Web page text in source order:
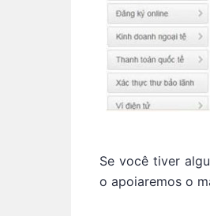
Se você tiver
o apoiaremos o